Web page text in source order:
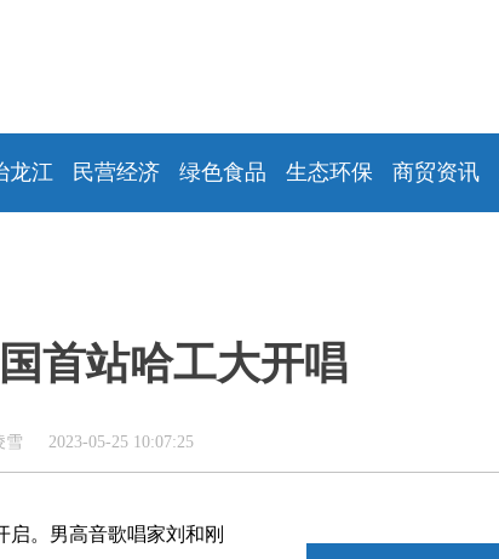
龙江 民营经济 绿色食品 生态环保 商贸资讯
首站哈工大开唱
2023-05-25 10:07:25
启。男高音歌唱家刘和刚